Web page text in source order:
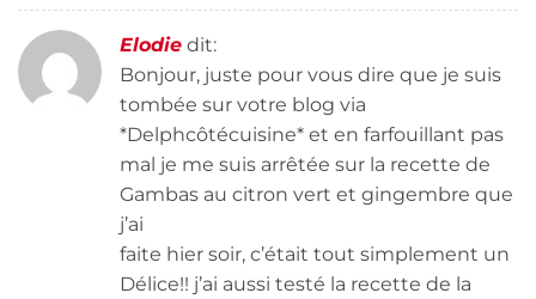
Elodie dit:
Bonjour, juste pour vous dire que je suis
tombée sur votre blog via
*Delphcôtécuisine* et en farfouillant pas
mal je me suis arrêtée sur la recette de
Gambas au citron vert et gingembre que
j’ai
faite hier soir, c’était tout simplement un
Délice!! j’ai aussi testé la recette de la